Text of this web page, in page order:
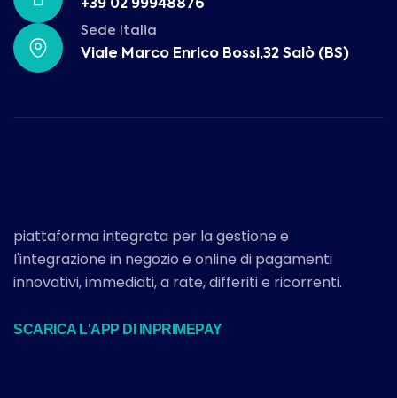
+39 02 99948876
Sede Italia
Viale Marco Enrico Bossi,32 Salò (BS)
piattaforma integrata per la gestione e
l'integrazione in negozio e online di pagamenti
innovativi, immediati, a rate, differiti e ricorrenti.
SCARICA L'APP DI INPRIMEPAY